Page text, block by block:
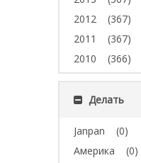
2012
(367)
2011
(367)
2010
(366)
Делать
Janpan
(0)
Америка
(0)